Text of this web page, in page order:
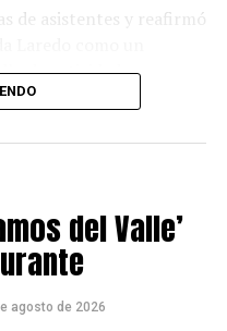
de asistentes y reafirmó
de actividades
entre la comunidad
sea un espacio vivo,
compartir y
su identidad.
el interés de la
arte”, señaló Luis
de Agroindustrial
del Valle’
agosto de 2026